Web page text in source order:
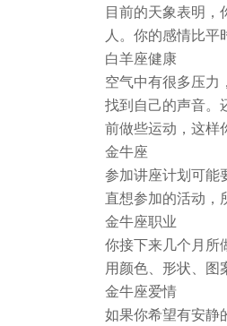
目前的天象表明
人。你的感情比平
白羊座健康
空气中有很多压力
找到自己的声音。
前做些运动，这样
金牛座
参加讲座计划可能
直想参加的活动，
金牛座职业
你接下来几个月所
用颜色、形状、图
金牛座爱情
如果你希望有安